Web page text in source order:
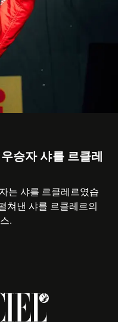
승자 샤를 르클레
는 샤를 르클레르였습
쳐낸 샤를 르클레르의
.